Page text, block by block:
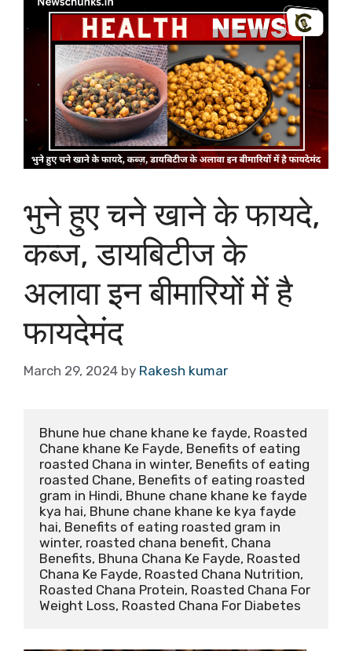
भुने हुए चने खाने के फायदे,
कब्ज, डायबिटीज के
अलावा इन बीमारियों में है
फायदेमंद
March 29, 2024 by Rakesh kumar
Bhune hue chane khane ke fayde, Roasted
Chane khane Ke Fayde, Benefits of eating
roasted Chana in winter, Benefits of eating
roasted Chane, Benefits of eating roasted
gram in Hindi, Bhune chane khane ke fayde
kya hai, Bhune chane khane ke kya fayde
hai, Benefits of eating roasted gram in
winter, roasted chana benefit, Chana
Benefits, Bhuna Chana Ke Fayde, Roasted
Chana Ke Fayde, Roasted Chana Nutrition,
Roasted Chana Protein, Roasted Chana For
Weight Loss, Roasted Chana For Diabetes